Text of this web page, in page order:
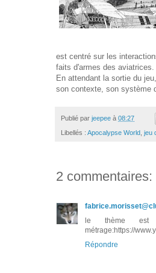
est centré sur les
faits d'armes des aviatrices.
En attendant la sortie du jeu,
son contexte, son système
Publié par jeepee à 08:27
Libellés : Apocalypse World jeu
2 commentaires:
le thème est
métrage:https://
Répondre